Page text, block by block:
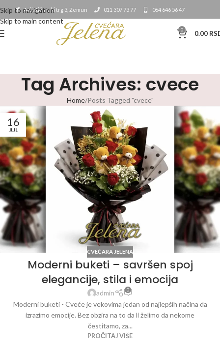
Skip to navigation
Skip to main content
Avijatičarski trg 3, Zemun 011 307 73 77 064 646 56 47
0 0.00
Tag Archives: cvece
Home Posts Tagged "cvece"
16
JUL
CVEĆARA JELENA
Moderni buketi – savršen spoj
elegancije, stila i emocija
admin 0
Moderni buketi - Cveće je vekovima jedan od najlepših načina da
izrazimo emocije. Bez obzira na to da li želimo da nekome
čestitamo, za...
PROČITAJ VIŠE